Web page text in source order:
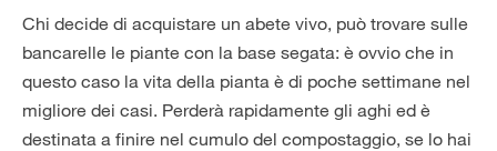
Chi decide di acquistare un abete vivo, può trovare sulle
bancarelle le piante con la base segata: è ovvio che in
questo caso la vita della pianta è di poche settimane nel
migliore dei casi. Perderà rapidamente gli aghi ed è
destinata a finire nel cumulo del compostaggio, se lo hai